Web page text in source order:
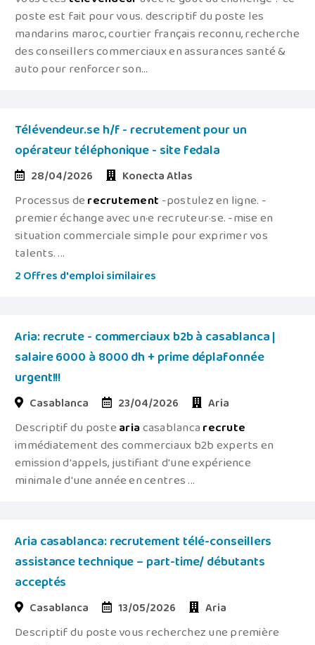
poste est fait pour vous. descriptif du poste les
mandarins maroc, courtier français reconnu, recherche
des conseillers commerciaux en assurances santé &
auto pour renforcer son...
Télévendeur.se h/f - recrutement pour un
opérateur téléphonique - site fedala
28/04/2026 Konecta Atlas
Processus derecrutement -postulez en ligne. -
premier échange avec un·e recruteur·se. -mise en
situation commerciale simple pour exprimer vos
talents. ...
2 Offres d'emploi similaires
Aria: recrute - commerciaux b2b à casablanca |
salaire 6000 à 8000 dh + prime déplafonnée
urgent!!!
Casablanca 23/04/2026 Aria
Descriptif du posteariacasablancarecrute
immédiatement des commerciaux b2b experts en
emission d'appels, justifiant d'une expérience
minimale d'une année en centres ...
Aria casablanca: recrutement télé-conseillers
assistance technique – part-time/ débutants
acceptés
Casablanca 13/05/2026 Aria
Descriptif du poste vous recherchez une première